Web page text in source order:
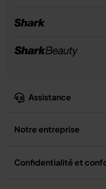
Assistance
Notre entreprise
Confidentialité et